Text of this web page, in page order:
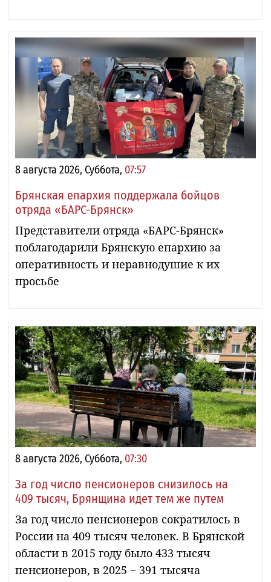
8 августа 2026, Суббота, 07:57
Брянская епархия поддержала бойцов
отряда «БАРС-Брянск»
Представители отряда «БАРС-Брянск»
поблагодарили Брянскую епархию за
оперативность и неравнодушие к их
просьбе
8 августа 2026, Суббота, 07:30
За год число пенсионеров снизилось на
409 тысяч, Брянщина идет тем же путем
За год число пенсионеров сократилось в
России на 409 тысяч человек. В Брянской
области в 2015 году было 433 тысяч
пенсионеров, в 2025 − 391 тысяча